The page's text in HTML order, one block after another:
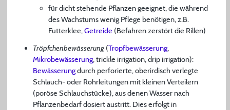
für dicht stehende Pflanzen geeignet, die während
des Wachstums wenig Pflege benötigen, z.B.
Futterklee, Getreide (Befahren zerstört die Rillen)
Tröpfchenbewässerung (Tropfbewässerung,
Mikrobewässerung, trickle irrigation, drip irrigation):
Bewässerungdurch perforierte, oberirdisch verlegte
Schlauch- oder Rohrleitungen mit kleinen Verteilern
(poröse Schlauchstücke), aus denen Wasser nach
Pflanzenbedarf dosiert austritt. Dies erfolgt in